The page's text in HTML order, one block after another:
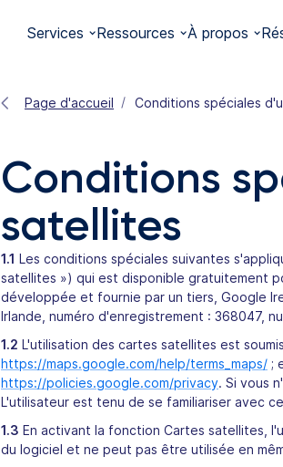
Services Ressources À propos
Page d'accueil Conditions spéciales
Conditions
satellites
1.1 Les conditions spéciales suivantes
satellites ») qui est disponible gratuitement
développée et fournie par un tiers, Google
Irlande, numéro d'enregistrement : 368047,
1.2 L'utilisation des cartes satellites est
https://maps.google.com/help/terms_maps/ ;
https://policies.google.com/privacy. Si vous
L'utilisateur est tenu de se familiariser avec
1.3 En activant la fonction Cartes satellites,
du logiciel et ne peut pas être utilisée en